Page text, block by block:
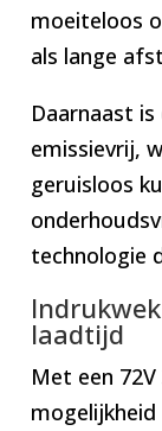
moeiteloos
als lange
Daarnaast
emissievrij,
geruisloos
technologie
laadtijd
Met een